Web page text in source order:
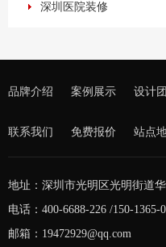
深圳医院装修
品牌介绍 案例展示 设计
联系我们 免费报价 站点
地址：深圳市光明区光明街道
电话：400-6688-226 /150-1365-
邮箱：19472929@qq.com